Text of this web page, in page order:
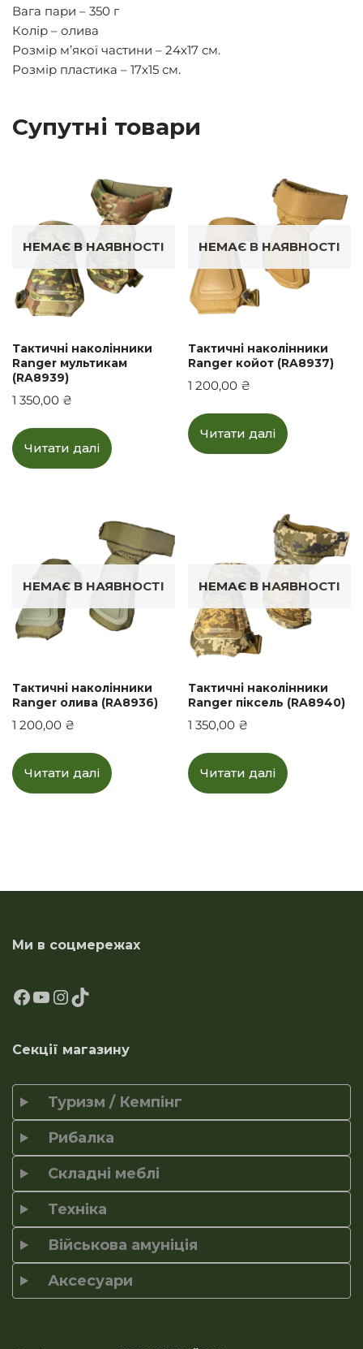
Вага пари – 350 г
Колір – олива
Розмір м’якої частини – 24х17 см.
Розмір пластика – 17х15 см.
Супутні товари
НЕМАЄ В НАЯВНОСТІ
Тактичні наколінники
Ranger мультикам
(RA8939)
1 350,00 ₴
Читати далі
НЕМАЄ В НАЯВНОСТІ
Тактичні наколінники
Ranger койот (RA8937)
1 200,00 ₴
Читати далі
НЕМАЄ В НАЯВНОСТІ
Тактичні наколінники
Ranger олива (RA8936)
1 200,00 ₴
Читати далі
НЕМАЄ В НАЯВНОСТІ
Тактичні наколінники
Ranger піксель (RA8940)
1 350,00 ₴
Читати далі
Ми в соцмережах
Секції магазину
Туризм / Кемпінг
Рибалка
Складні меблі
Техніка
Військова амуніція
Аксесуари